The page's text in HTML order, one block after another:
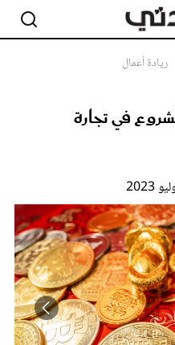
ريادة أعمال
في تجارة